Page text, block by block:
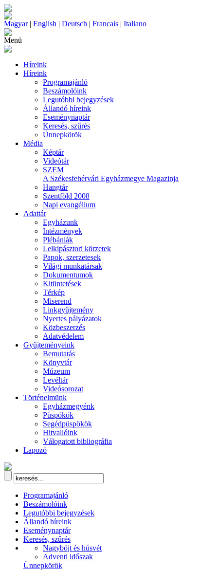
Magyar| English | Deutsch | Francais | Italiano
Menü
Híreink
Híreink
Programajánló
Beszámolóink
Legutóbbi bejegyzések
Állandó híreink
Eseménynaptár
Keresés, szűrés
Ünnepkörök
Média
Képtár
Videótár
SZEM
A Székesfehérvári Egyházmegye Magazinja
Hangtár
Szentföld 2008
Napi evangélium
Adattár
Egyházunk
Intézmények
Plébániák
Lelkipásztori körzetek
Papok, szerzetesek
Világi munkatársak
Dokumentumok
Kitüntetések
Térkép
Miserend
Linkgyűjtemény
Nyertes pályázatok
Közbeszerzés
Adatvédelem
Gyűjteményeink
Bemutatás
Könyvtár
Múzeum
Levéltár
Videósorozat
Történelmünk
Egyházmegyénk
Püspökök
Segédpüspökök
Hitvallóink
Válogatott bibliográfia
Lapozó
Programajánló
Beszámolóink
Legutóbbi bejegyzések
Állandó híreink
Eseménynaptár
Keresés, szűrés
Nagyböjt és húsvét
Adventi időszak
Ünnepkörök